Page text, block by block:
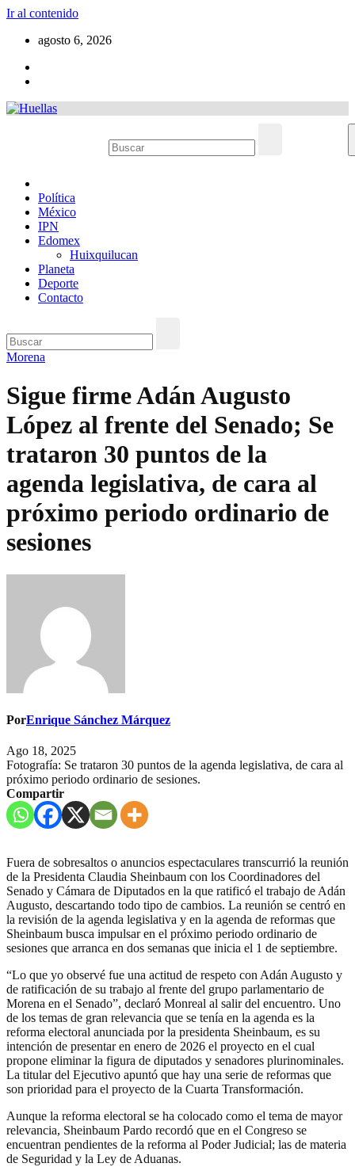
Ir al contenido
agosto 6, 2026
Política
México
IPN
Edomex
Huixquilucan
Planeta
Deporte
Contacto
Morena
Sigue firme Adán Augusto
López al frente del Senado; Se
trataron 30 puntos de la
agenda legislativa, de cara al
próximo periodo ordinario de
sesiones
PorEnrique Sánchez Márquez
Ago 18, 2025
Fotografía: Se trataron 30 puntos de la agenda legislativa, de cara al
próximo periodo ordinario de sesiones.
Compartir
Fuera de sobresaltos o anuncios espectaculares transcurrió la reunión
de la Presidenta Claudia Sheinbaum con los Coordinadores del
Senado y Cámara de Diputados en la que ratificó el trabajo de Adán
Augusto, descartando todo tipo de cambios. La reunión se centró en
la revisión de la agenda legislativa y en la agenda de reformas que
Sheinbaum busca impulsar en el próximo periodo ordinario de
sesiones que arranca en dos semanas que inicia el 1 de septiembre.
“Lo que yo observé fue una actitud de respeto con Adán Augusto y
de ratificación de su trabajo al frente del grupo parlamentario de
Morena en el Senado”, declaró Monreal al salir del encuentro. Uno
de los temas de gran relevancia que se tenía en la agenda es la
reforma electoral anunciada por la presidenta Sheinbaum, es su
intención de presentar en enero de 2026 el proyecto en el cual
propone eliminar la figura de diputados y senadores plurinominales.
La titular del Ejecutivo apuntó que hay una serie de reformas que
son prioridad para el proyecto de la Cuarta Transformación.
Aunque la reforma electoral se ha colocado como el tema de mayor
relevancia, Sheinbaum Pardo recordó que en el Congreso se
encuentran pendientes de la reforma al Poder Judicial; las de materia
de Seguridad y la Ley de Aduanas.